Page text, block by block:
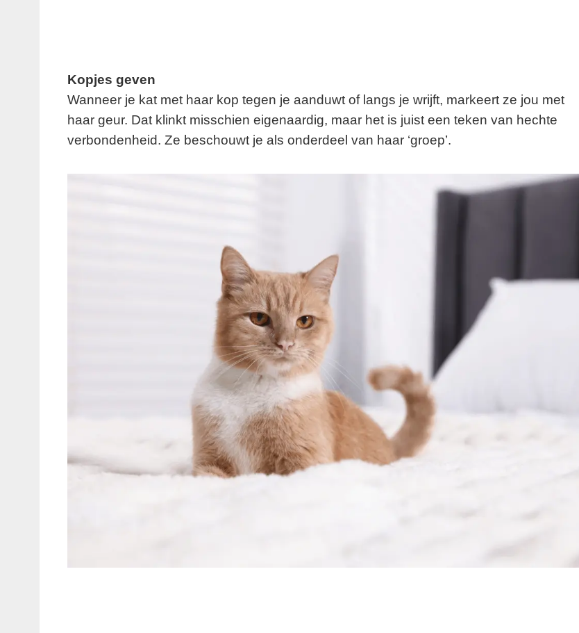
Kopjes geven
Wanneer je kat met haar kop tegen je aanduwt of langs je wrijft, markeert ze jou met
haar geur. Dat klinkt misschien eigenaardig, maar het is juist een teken van hechte
verbondenheid. Ze beschouwt je als onderdeel van haar ‘groep’.